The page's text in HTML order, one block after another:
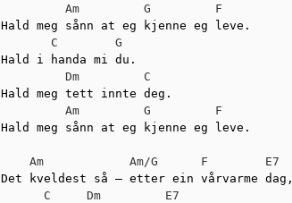
Am
G
F
Hald meg sånn at eg kjenne eg leve.
C
G
Hald i handa mi du.
Dm
C
Hald meg tett innte deg.
Am
G
F
Hald meg sånn at eg kjenne eg leve.
Am Am/G F
E7
Det kveldest så – etter ein vårvarme dag,
C
Dm
E7